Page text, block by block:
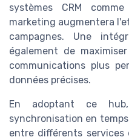
systèmes CRM
marketing augmentera
campagnes. Une
également de
communications plus
données précises.
En adoptant ce
synchronisation en
entre différents